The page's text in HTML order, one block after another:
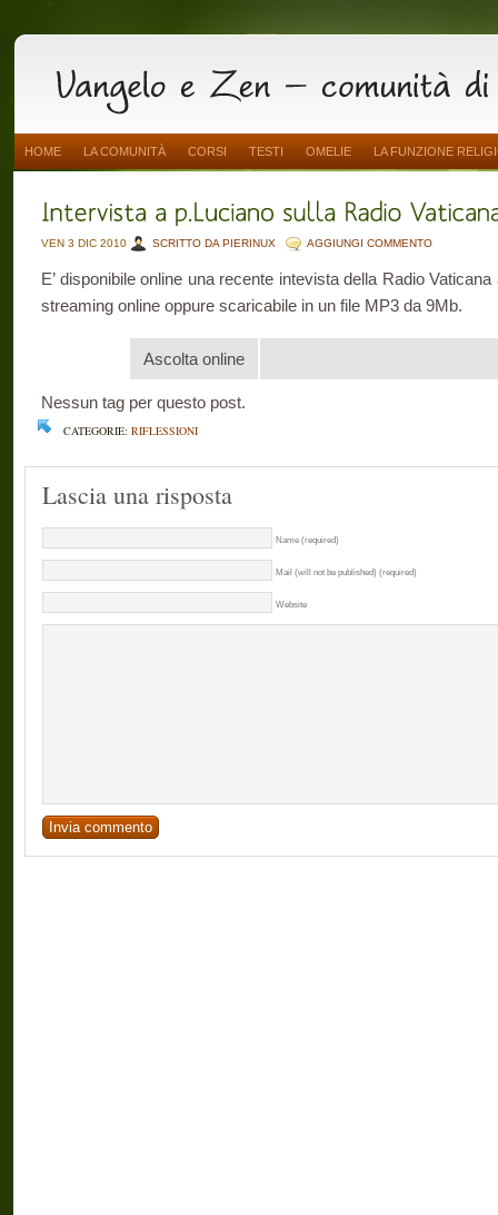
HOME LA COMUNITÀ CORSI TESTI OMELIE LA FUNZIONE
VEN 3 DIC 2010 SCRITTO DA PIERINUX AGGIUNGI COMMENTO
E’ disponibile online una recente intevista della Radio
streaming online oppure scaricabile in un file MP3 da 9Mb.
Ascolta online
Nessun tag per questo post.
CATEGORIE: RIFLESSIONI
Lascia una risposta
Name (required)
Mail (will not be published) (required)
Website